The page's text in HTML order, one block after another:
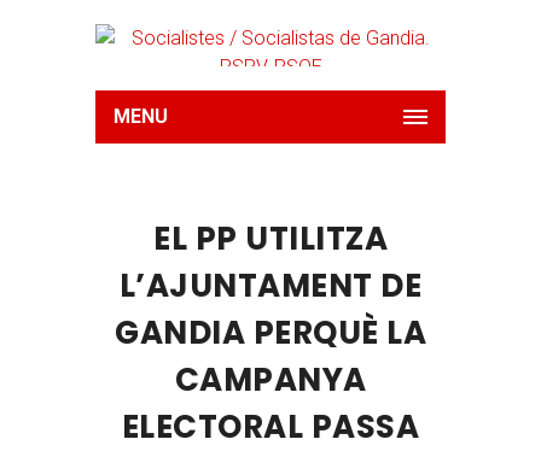
MENU
EL PP UTILITZA
L’AJUNTAMENT DE
GANDIA PERQUÈ LA
CAMPANYA
ELECTORAL PASSA